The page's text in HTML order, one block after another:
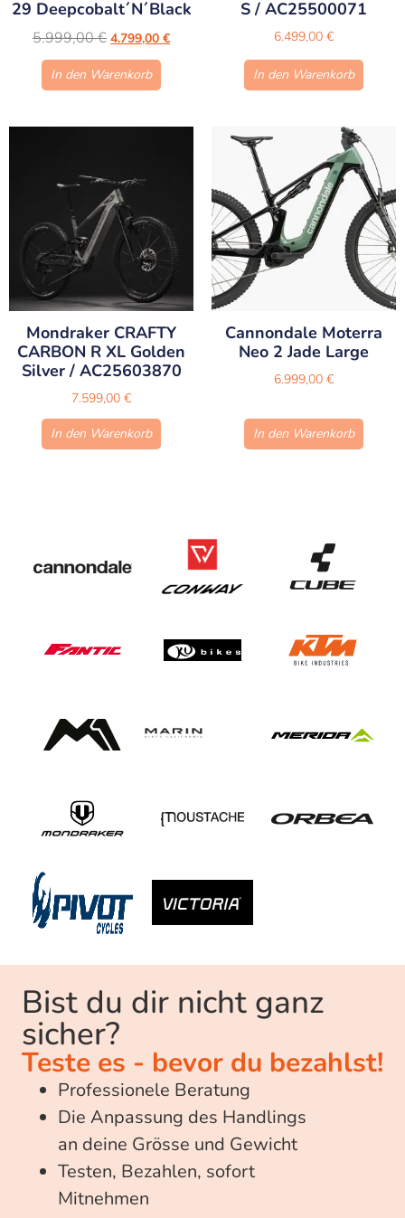
29 Deepcobalt´n´black
5.999,00€ 4.799,00 €
In den Warenkorb
S / AC25500071
6.499,00 €
In den Warenkorb
Mondraker CRAFTY
CARBON R XL Golden
Silver / AC25603870
7.599,00 €
In den Warenkorb
Cannondale Moterra
Neo 2 Jade Large
6.999,00 €
In den Warenkorb
Bist du dir nicht ganz
sicher?​
Teste es - bevor du bezahlst!
Professionele Beratung
Die Anpassung des Handlings
an deine Grösse und Gewicht
Testen, Bezahlen, sofort
Mitnehmen